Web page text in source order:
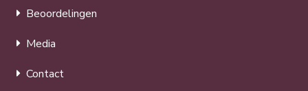
Beoordelingen
Media
Contact